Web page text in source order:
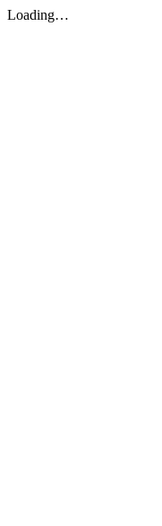
Loading…